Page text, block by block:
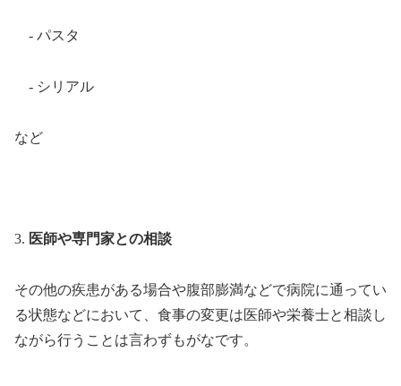
- パスタ
- シリアル
など
3. 医師や専門家との相談
その他の疾患がある場合や腹部膨満などで病院に通ってい
る状態などにおいて、食事の変更は医師や栄養士と相談し
ながら行うことは言わずもがなです。